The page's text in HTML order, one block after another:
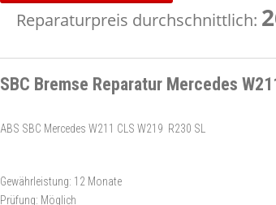
Reparaturpreis durchschnittlich:
SBC Bremse Reparatur Mercedes
ABS SBC Mercedes W211 CLS W219 R230 SL
Gewährleistung: 12 Monate
Prüfung: Möglich